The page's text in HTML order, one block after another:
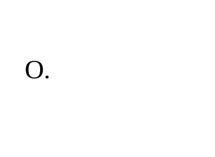
O.